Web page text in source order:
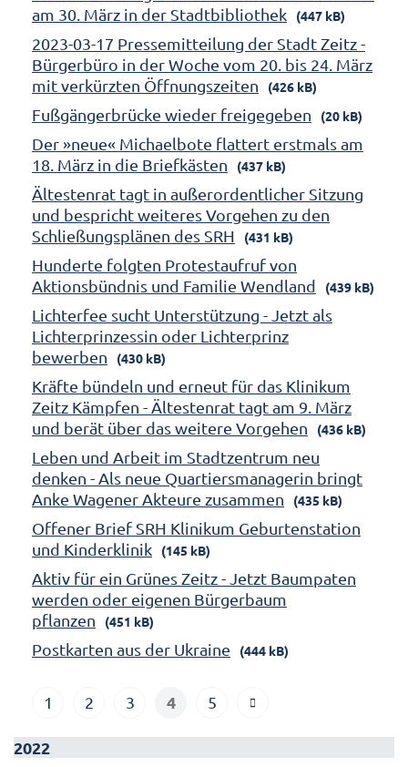
am 30. März in der Stadtbibliothek
(447 kB)
2023-03-17 Pressemitteilung der Stadt Zeitz -
Bürgerbüro in der Woche vom 20. bis 24. März
mit verkürzten Öffnungszeiten
(426 kB)
Fußgängerbrücke wieder freigegeben (20 kB)
Der »neue« Michaelbote flattert erstmals am
18. März in die Briefkästen
(437 kB)
Ältestenrat tagt in außerordentlicher Sitzung
und bespricht weiteres Vorgehen zu den
Schließungsplänen des SRH
(431 kB)
Hunderte folgten Protestaufruf von
Aktionsbündnis und Familie Wendland
(439 kB)
Lichterfee sucht Unterstützung - Jetzt als
Lichterprinzessin oder Lichterprinz
bewerben
(430 kB)
Kräfte bündeln und erneut für das Klinikum
Zeitz Kämpfen - Ältestenrat tagt am 9. März
und berät über das weitere Vorgehen
(436 kB)
Leben und Arbeit im Stadtzentrum neu
denken - Als neue Quartiersmanagerin bringt
Anke Wagener Akteure zusammen
(435 kB)
Offener Brief SRH Klinikum Geburtenstation
und Kinderklinik
(145 kB)
Aktiv für ein Grünes Zeitz - Jetzt Baumpaten
werden oder eigenen Bürgerbaum
pflanzen
(451 kB)
Postkarten aus der Ukraine (444 kB)
1 2 3 4 5
2022